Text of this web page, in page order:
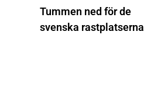
Tummen ned för de
svenska rastplatserna